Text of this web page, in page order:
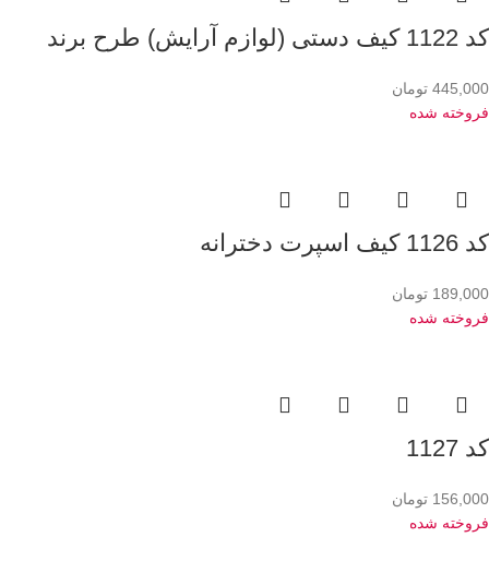
کد 1122 کیف دستی (لوازم آرایش) طرح برند
445,000 تومان
فروخته شده
کد 1126 کیف اسپرت دخترانه
189,000 تومان
فروخته شده
کد 1127
156,000 تومان
فروخته شده